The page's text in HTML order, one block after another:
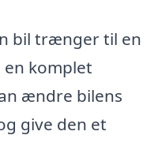
bil trænger til en
en komplet
ændre bilens
give den et